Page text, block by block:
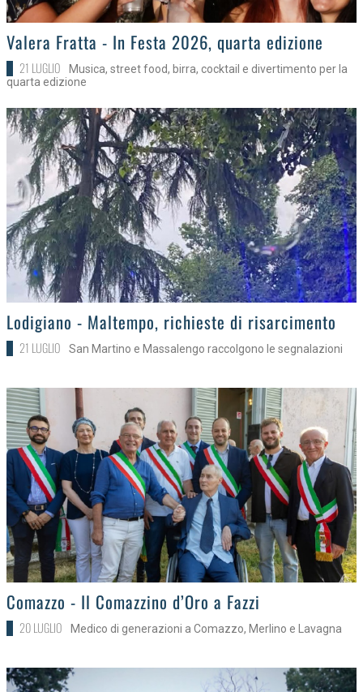
>
Valera Fratta - In Festa 2026, quarta edizione
21 LUGLIO
Musica, street food, birra, cocktail e divertimento per la
quarta edizione
>Lodigiano - Maltempo, richieste di risarcimento
21 LUGLIO San Martino e Massalengo raccolgono le segnalazioni
>
Comazzo - Il Comazzino d’Oro a Fazzi
20 LUGLIO Medico di generazioni a Comazzo, Merlino e Lavagna